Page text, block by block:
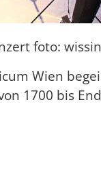
foto:
Wien
1700 bis